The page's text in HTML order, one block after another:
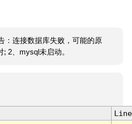
：连接数据库失败，可能的原
2、mysql未启动。
Line